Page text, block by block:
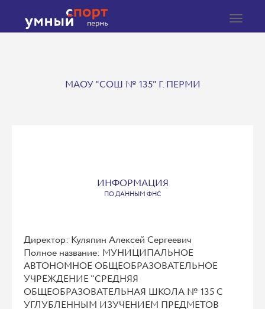
Toggle
МАОУ "СОШ № 135" Г. ПЕРМИ
ИНФОРМАЦИЯ
ПО ДАННЫМ ФНС
Директор: Куляпин Алексей Сергеевич
Полное название: МУНИЦИПАЛЬНОЕ
АВТОНОМНОЕ ОБЩЕОБРАЗОВАТЕЛЬНОЕ
УЧРЕЖДЕНИЕ "СРЕДНЯЯ
ОБЩЕОБРАЗОВАТЕЛЬНАЯ ШКОЛА № 135 С
УГЛУБЛЕННЫМ ИЗУЧЕНИЕМ ПРЕДМЕТОВ